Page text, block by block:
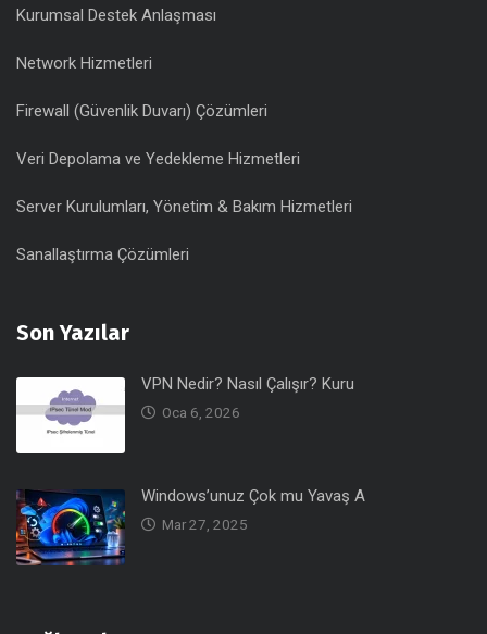
Kurumsal Destek Anlaşması
Network Hizmetleri
Firewall (Güvenlik Duvarı) Çözümleri
Veri Depolama ve Yedekleme Hizmetleri
Server Kurulumları, Yönetim & Bakım Hizmetleri
Sanallaştırma Çözümleri
Son Yazılar
VPN Nedir? Nasıl Çalışır? Kuru
Oca 6, 2026
Windows’unuz Çok mu Yavaş A
Mar 27, 2025